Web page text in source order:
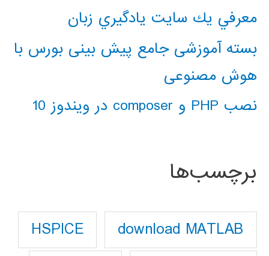
معرفي يك سايت يادگيري زبان
بسته آموزشی جامع پیش بینی بورس با
هوش مصنوعی
نصب PHP و composer در ویندوز 10
برچسب‌ها
download MATLAB
HSPICE